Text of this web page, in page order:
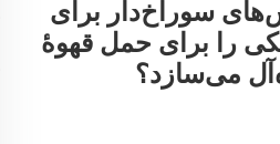
سوراخ‌دار برای
را برای حمل قهوهٔ
می‌سازد؟